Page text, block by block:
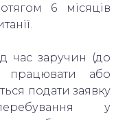
6 місяців
час заручин (до
або
подати заявку
у